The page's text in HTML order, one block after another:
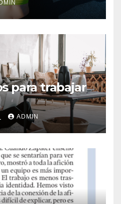
para trabajar
ADMIN